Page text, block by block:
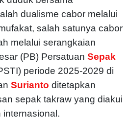
dualisme cabor melalui
salah satunya cabor
melalui serangkaian
(PB) Persatuan Sepak
periode 2025-2029 di
Surianto ditetapkan
sepak takraw yang diakui